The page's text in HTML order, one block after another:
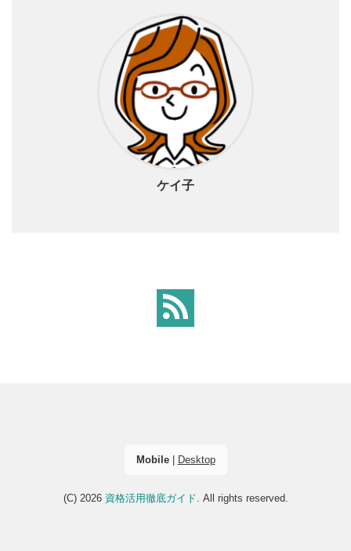
ケイ子
Mobile| Desktop
(C) 2026 資格活用徹底ガイド . All rights reserved.